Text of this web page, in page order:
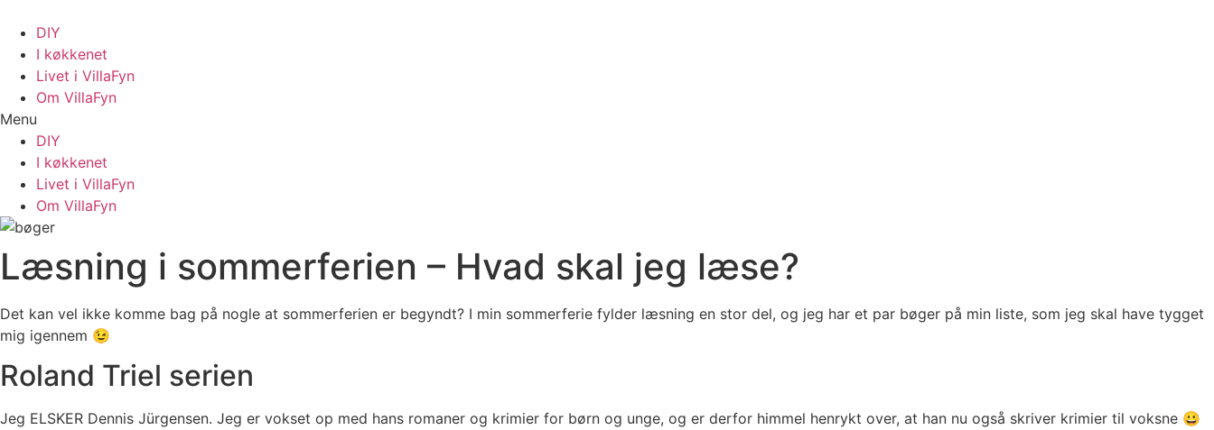
indhold
DIY
I køkkenet
Livet i VillaFyn
Om VillaFyn
Menu
DIY
I køkkenet
Livet i VillaFyn
Om VillaFyn
Læsning i sommerferien – Hvad skal jeg læse?
Det kan vel ikke komme bag på nogle at sommerferien er begyndt? I min sommerferie fylder læsning en stor del, og jeg har et par bøger på min liste, som jeg skal have tygget
mig igennem 😉
Roland Triel serien
Jeg ELSKER Dennis Jürgensen. Jeg er vokset op med hans romaner og krimier for børn og unge, og er derfor himmel henrykt over, at han nu også skriver krimier til voksne 😀